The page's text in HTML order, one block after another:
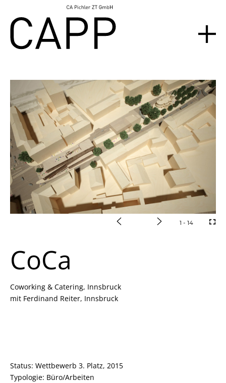
1 - 14
CoCa
Coworking & Catering, Innsbruck
mit Ferdinand Reiter, Innsbruck
Status: Wettbewerb 3. Platz, 2015
Typologie: Büro/Arbeiten